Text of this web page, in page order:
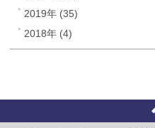
2019年 (35)
2018年 (4)